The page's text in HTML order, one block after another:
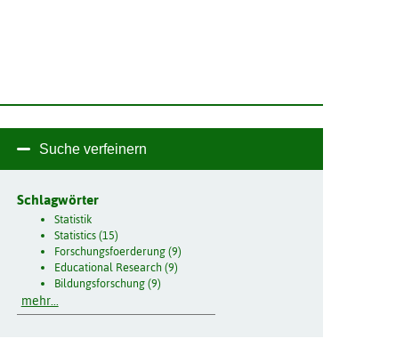
Suche verfeinern
Schlagwörter
Statistik
Statistics (15)
Forschungsfoerderung (9)
Educational Research (9)
Bildungsforschung (9)
mehr...